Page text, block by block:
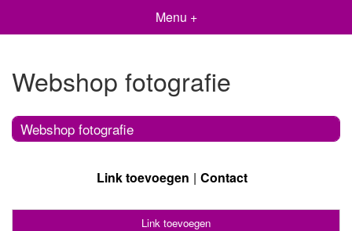
Menu +
Webshop fotografie
Webshop fotografie
Link toevoegen Contact
Link toevoegen